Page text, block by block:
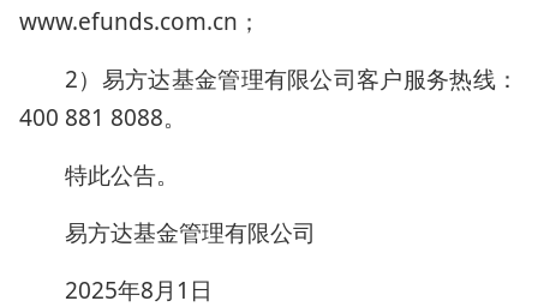
www.efunds.com.cn；
2）易方达基金管理有限公司客户服务热线：
400 881 8088。
特此公告。
易方达基金管理有限公司
2025年8月1日